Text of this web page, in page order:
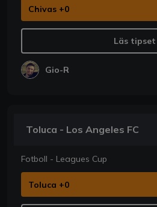
Chivas +0
Läs tipset
Gio-R
Toluca - Los Angeles FC
Fotboll - Leagues Cup
Toluca +0